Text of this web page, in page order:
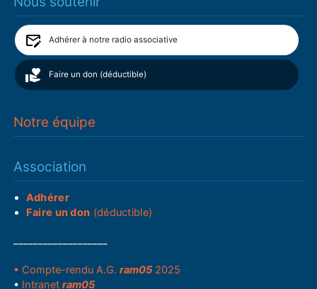
Adhérer à notre radio associative
Faire un don (déductible)
Notre équipe
Association
Adhérer
Faire un don (déductible)
• Compte-rendu A.G.ram05 2025
• Intranetram05